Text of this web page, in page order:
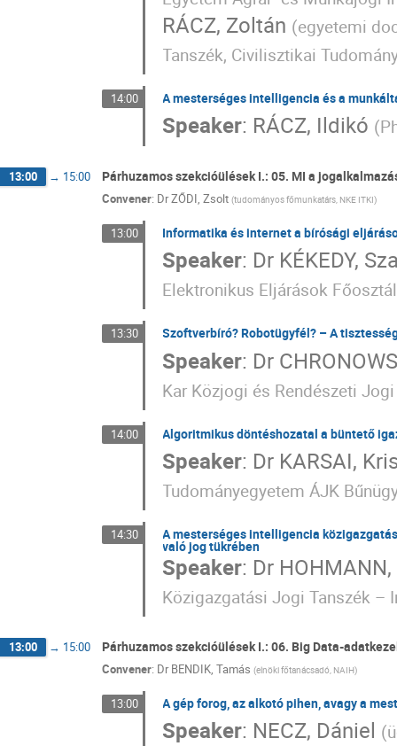
RÁCZ, Zoltán (egyetemi
Tanszék, Civilisztikai
14:00 A mesterséges intelligencia és a
Speaker: RÁCZ, Ildikó (
13:00 → 15:00 Párhuzamos szekcióülések I.: 05. MI a
Convener: DrZŐDI, Zsolt (tudományos főmunkatárs, NKE ITKI)
13:00 Informatika és internet a bírósági
Speaker: Dr KÉKEDY,
Elektronikus Eljárások
13:30 Szoftverbíró? Robotügyfél? – A
Speaker: Dr
Kar Közjogi és Rendészeti
14:00 Algoritmikus döntéshozatal a büntető
Speaker: Dr KARSAI,
Tudományegyetem ÁJK
14:30 A mesterséges intelligencia
való jog tükrében
Speaker: Dr
Közigazgatási Jogi Tanszék
13:00 → 15:00 Párhuzamos szekcióülések I.: 06. Big Data-
Convener: Dr BENDIK, Tamás (elnöki főtanácsadó, NAIH)
13:00 A gép forog, az alkotó pihen, avagy a
Speaker: NECZ, Dániel (